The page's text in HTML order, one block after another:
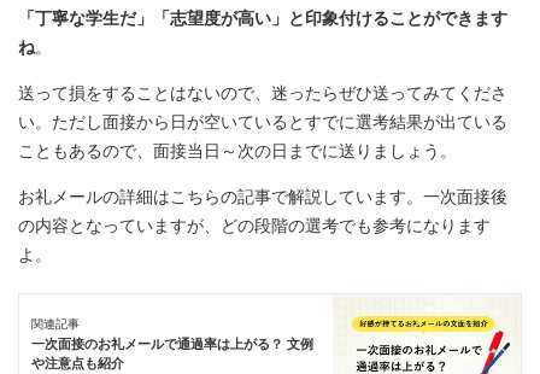
「丁寧な学生だ」「志望度が高い」と印象付けることができます
ね。
送って損をすることはないので、迷ったらぜひ送ってみてくださ
い。ただし面接から日が空いているとすでに選考結果が出ている
こともあるので、面接当日～次の日までに送りましょう。
お礼メールの詳細はこちらの記事で解説しています。一次面接後
の内容となっていますが、どの段階の選考でも参考になります
よ。
関連記事
一次面接のお礼メールで通過率は上がる？ 文例
や注意点も紹介